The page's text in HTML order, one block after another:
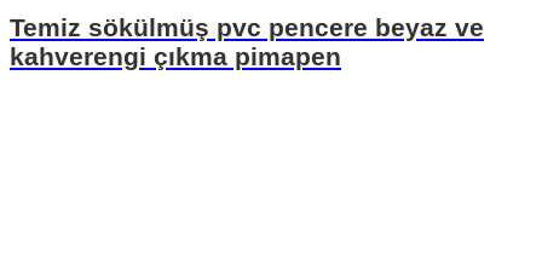
Temiz sökülmüş pvc pencere beyaz ve
kahverengi çıkma pimapen